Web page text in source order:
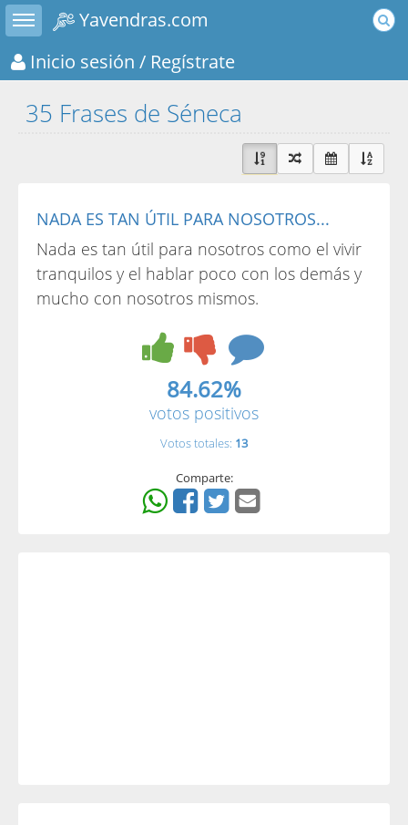
Toggle sidebar
Yavendras.com
Inicio sesión / Regístrate
35 Frases de Séneca
NADA ES TAN ÚTIL PARA NOSOTROS...
Nada es tan útil para nosotros como el vivir
tranquilos y el hablar poco con los demás y
mucho con nosotros mismos.
84.62%
votos positivos
Votos totales: 13
Comparte: